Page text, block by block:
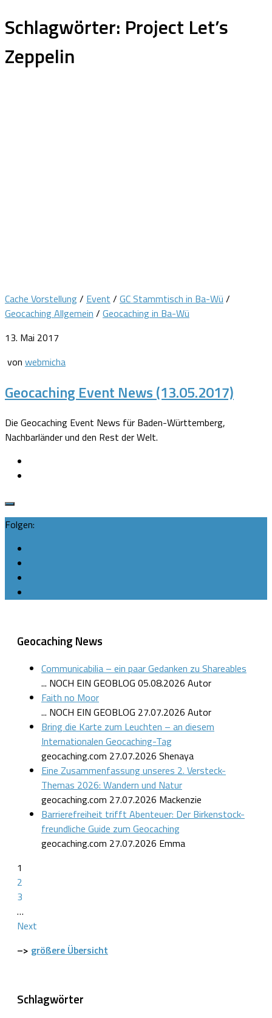
Schlagwörter: Project Let’s
Zeppelin
Cache Vorstellung/ Event / GC Stammtisch in Ba-Wü /
Geocaching Allgemein / Geocaching in Ba-Wü
13. Mai 2017
von webmicha
Geocaching Event News (13.05.2017)
Die Geocaching Event News für Baden-Württemberg,
Nachbarländer und den Rest der Welt.
Folgen:
Geocaching News
Communicabilia – ein paar Gedanken zu Shareables
... NOCH EIN GEOBLOG 05.08.2026 Autor
Faith no Moor
... NOCH EIN GEOBLOG 27.07.2026 Autor
Bring die Karte zum Leuchten – an diesem
Internationalen Geocaching-Tag
geocaching.com 27.07.2026 Shenaya
Eine Zusammenfassung unseres 2. Versteck-
Themas 2026: Wandern und Natur
geocaching.com 27.07.2026 Mackenzie
Barrierefreiheit trifft Abenteuer: Der Birkenstock-
freundliche Guide zum Geocaching
geocaching.com 27.07.2026 Emma
1
2
3
…
Next
–> größere Übersicht
Schlagwörter